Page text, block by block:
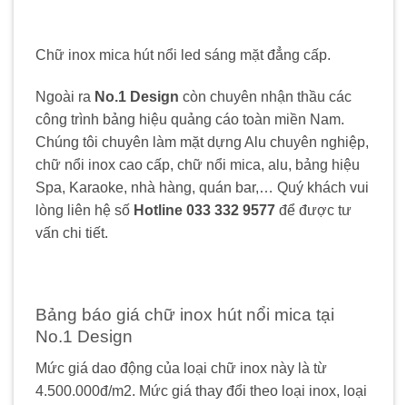
Chữ inox mica hút nổi led sáng mặt đẳng cấp.
Ngoài ra No.1 Design còn chuyên nhận thầu các
công trình bảng hiệu quảng cáo toàn miền Nam.
Chúng tôi chuyên làm mặt dựng Alu chuyên nghiệp,
chữ nổi inox cao cấp, chữ nổi mica, alu, bảng hiệu
Spa, Karaoke, nhà hàng, quán bar,… Quý khách vui
lòng liên hệ số Hotline 033 332 9577 để được tư
vấn chi tiết.
Bảng báo giá chữ inox hút nổi mica tại
No.1 Design
Mức giá dao động của loại chữ inox này là từ
4.500.000đ/m2. Mức giá thay đổi theo loại inox, loại